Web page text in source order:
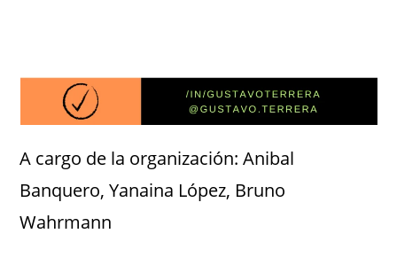
A cargo de la organización: Anibal
Banquero, Yanaina López, Bruno
Wahrmann